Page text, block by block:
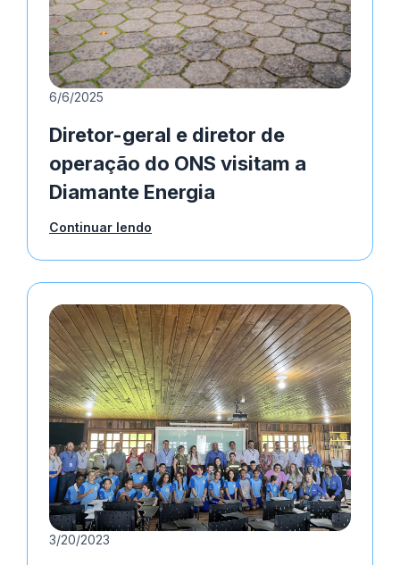
6/6/2025
Diretor-geral e diretor de
operação do ONS visitam a
Diamante Energia
Continuar lendo
3/20/2023